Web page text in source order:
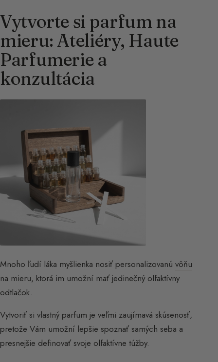
Vytvorte si parfum na
mieru: Ateliéry, Haute
Parfumerie a
konzultácia
Mnoho ľudí láka myšlienka nosiť personalizovanú vôňu
na mieru, ktorá im umožní mať jedinečný olfaktívny
odtlačok.
Vytvoriť si vlastný parfum je veľmi zaujímavá skúsenosť,
pretože Vám umožní lepšie spoznať samých seba a
presnejšie definovať svoje olfaktívne túžby.